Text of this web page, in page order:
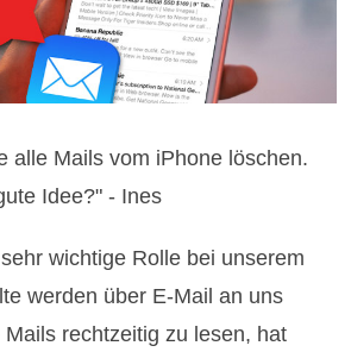
alle Mails vom iPhone löschen.
Idee?" - Ines
wichtige Rolle bei unserem
werden über E-Mail an uns
rechtzeitig zu lesen, hat